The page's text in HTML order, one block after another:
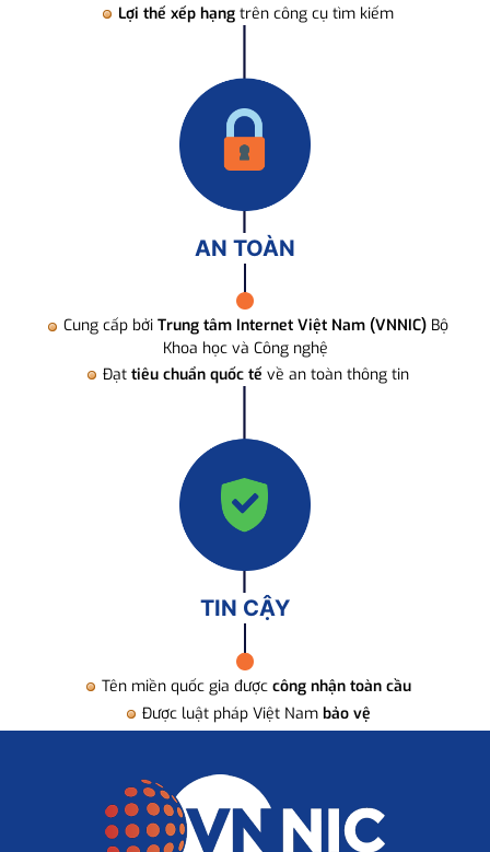
Lợi thế xếp hạng trên công cụ tìm kiếm
AN TOÀN
Cung cấp bởi Trung tâm Internet Việt Nam (VNNIC) Bộ
Khoa học và Công nghệ
Đạt tiêu chuẩn quốc tế về an toàn thông tin
TIN CẬY
Tên miền quốc gia được công nhận toàn cầu
Được luật pháp Việt Nam bảo vệ